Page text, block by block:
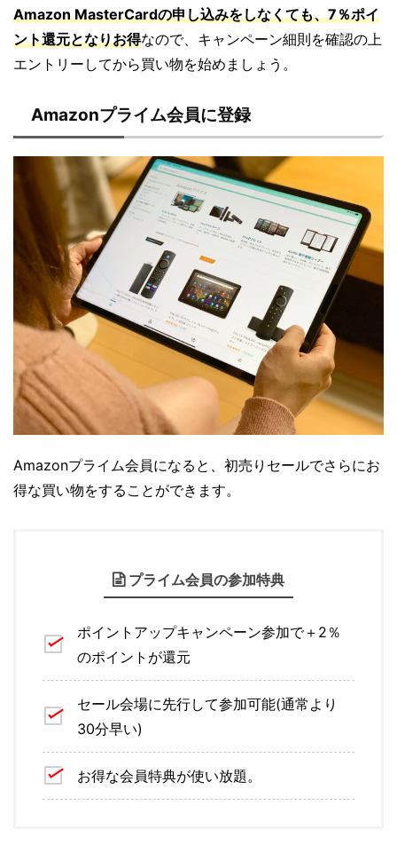
Amazon MasterCardの申し込みをしなくても、7％ポイ
ント還元となりお得なので、キャンペーン細則を確認の上
エントリーしてから買い物を始めましょう。
Amazonプライム会員に登録
Amazonプライム会員になると、初売りセールでさらにお
得な買い物をすることができます。
プライム会員の参加特典
ポイントアップキャンペーン参加で＋2％
のポイントが還元
セール会場に先行して参加可能(通常より
30分早い)
お得な会員特典が使い放題。